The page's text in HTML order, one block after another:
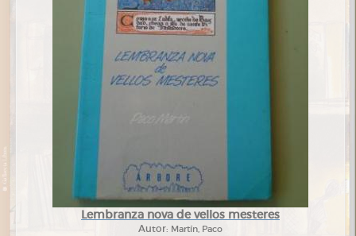
Lembranza nova de vellos mesteres
Autor: Martín, Paco